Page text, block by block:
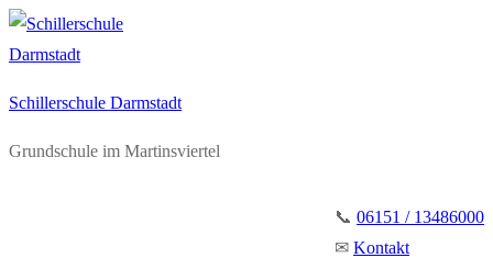
Zum
Inhalt
Menü
Schließen
Schillerschule Darmstadt
Grundschule im Martinsviertel
📞 06151 / 13486000
✉ Kontakt